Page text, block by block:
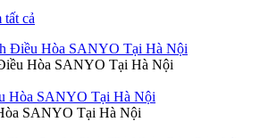
cả
Hòa SANYO Tại Hà Nội
SANYO Tại Hà Nội